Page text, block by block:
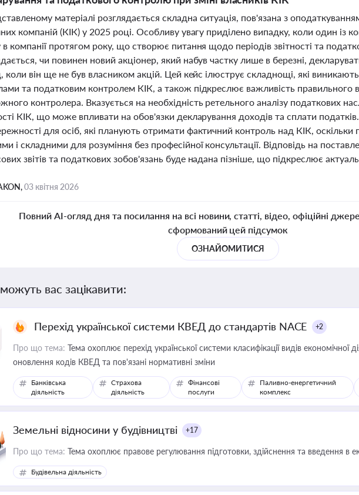
матеріалі розглядається складна ситуація, пов'язана з
компаній (КІК) у 2025 році. Особливу увагу приділено випадку, коли один із
в компанії протягом року, що створює питання щодо періодів звітності та
чи повинен новий акціонер, який набув частку лише в березні,
коли він ще не був власником акцій. Цей кейс ілюструє складнощі, які
та податковим контролем КІК, а також підкреслює важливість правильного
контролера. Вказується на необхідність ретельного аналізу податкових
КІК, що може впливати на обов'язки декларування доходів та сплати
для осіб, які планують отримати фактичний контроль над КІК, оскільки
і складними для розуміння без професійної консультації. Відповідь на
звітів та податкових зобов'язань буде надана пізніше, що підкреслює
03 квітня 2026
Повний AI-огляд дня та посилання на всі новини, статті, відео, офіційні
сформований цей підсумок
ОЗНАЙОМИТИСЯ
вас зацікавити:
Перехід української системи КВЕД до стандартів NACE +2
Про що тема: Тема охоплює перехід української системи класифікації видів економічної
оновлення кодів КВЕД та пов'язані нормативні зміни
Банківська
діяльність
Страхова
діяльність
Фінансові
послуги
Паливно-енергетичний
комплекс
Земельні відносини у будівництві +17
Про що тема: Тема охоплює правове регулювання підготовки, здійснення та введення в
Будівельна діяльність